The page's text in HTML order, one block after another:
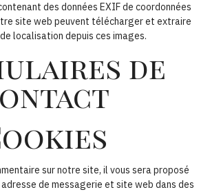
des données EXIF de coordonnées
site web peuvent télécharger et extraire
localisation depuis ces images.
de
sur notre site, il vous sera proposé
de messagerie et site web dans des